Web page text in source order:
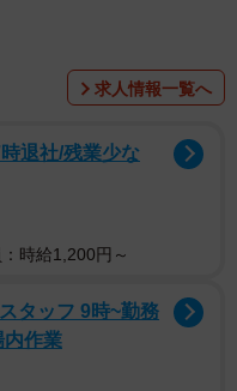
も独立し、現在は旦那
このおにぎりは誰のため
んに話を聞きました。
求人情報一覧へ
退社/残業少な
時給1,200円～
タッフ 9時~勤務
内作業